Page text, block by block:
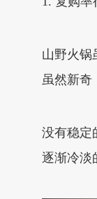
山野火锅
虽然新奇
没有稳定
逐渐冷淡